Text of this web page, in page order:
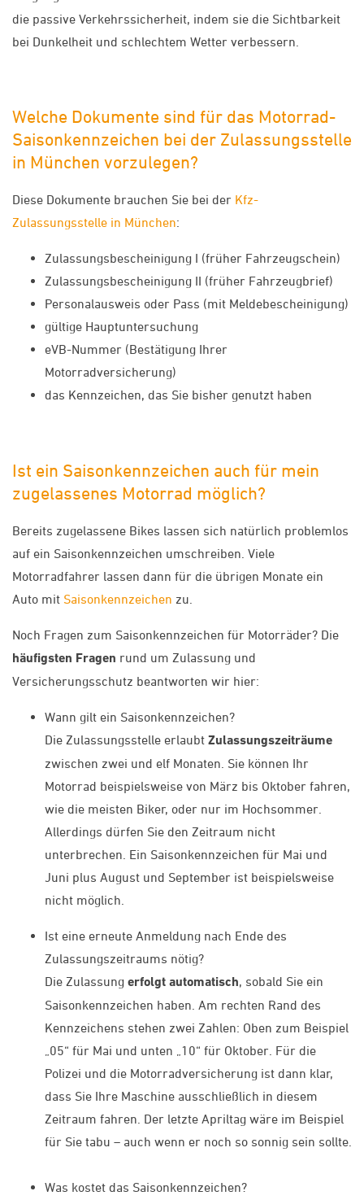
die passive Verkehrssicherheit, indem sie die Sichtbarkeit
bei Dunkelheit und schlechtem Wetter verbessern.
Welche Dokumente sind für das Motorrad-
Saisonkennzeichen bei der Zulassungsstelle
in München vorzulegen?
Diese Dokumente brauchen Sie bei der Kfz-
Zulassungsstelle in München:
Zulassungsbescheinigung I (früher Fahrzeugschein)
Zulassungsbescheinigung II (früher Fahrzeugbrief)
Personalausweis oder Pass (mit Meldebescheinigung)
gültige Hauptuntersuchung
eVB-Nummer (Bestätigung Ihrer
Motorradversicherung)
das Kennzeichen, das Sie bisher genutzt haben
Ist ein Saisonkennzeichen auch für mein
zugelassenes Motorrad möglich?
Bereits zugelassene Bikes lassen sich natürlich problemlos
auf ein Saisonkennzeichen umschreiben. Viele
Motorradfahrer lassen dann für die übrigen Monate ein
Auto mit Saisonkennzeichen zu.
Noch Fragen zum Saisonkennzeichen für Motorräder? Die
häufigsten Fragen rund um Zulassung und
Versicherungsschutz beantworten wir hier:
Wann gilt ein Saisonkennzeichen?
Die Zulassungsstelle erlaubt Zulassungszeiträume
zwischen zwei und elf Monaten. Sie können Ihr
Motorrad beispielsweise von März bis Oktober fahren,
wie die meisten Biker, oder nur im Hochsommer.
Allerdings dürfen Sie den Zeitraum nicht
unterbrechen. Ein Saisonkennzeichen für Mai und
Juni plus August und September ist beispielsweise
nicht möglich.
Ist eine erneute Anmeldung nach Ende des
Zulassungszeitraums nötig?
Die Zulassung erfolgt automatisch, sobald Sie ein
Saisonkennzeichen haben. Am rechten Rand des
Kennzeichens stehen zwei Zahlen: Oben zum Beispiel
„05“ für Mai und unten „10“ für Oktober. Für die
Polizei und die Motorradversicherung ist dann klar,
dass Sie Ihre Maschine ausschließlich in diesem
Zeitraum fahren. Der letzte Apriltag wäre im Beispiel
für Sie tabu – auch wenn er noch so sonnig sein sollte.
Was kostet das Saisonkennzeichen?